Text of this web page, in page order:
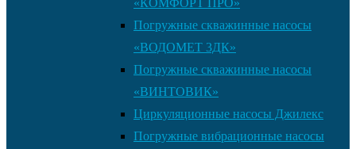
«КОМФОРТ ПРО»
Погружные скважинные насосы
«ВОДОМЕТ 3ДК»
Погружные скважинные насосы
«ВИНТОВИК»
Циркуляционные насосы Джилекс
Погружные вибрационные насосы